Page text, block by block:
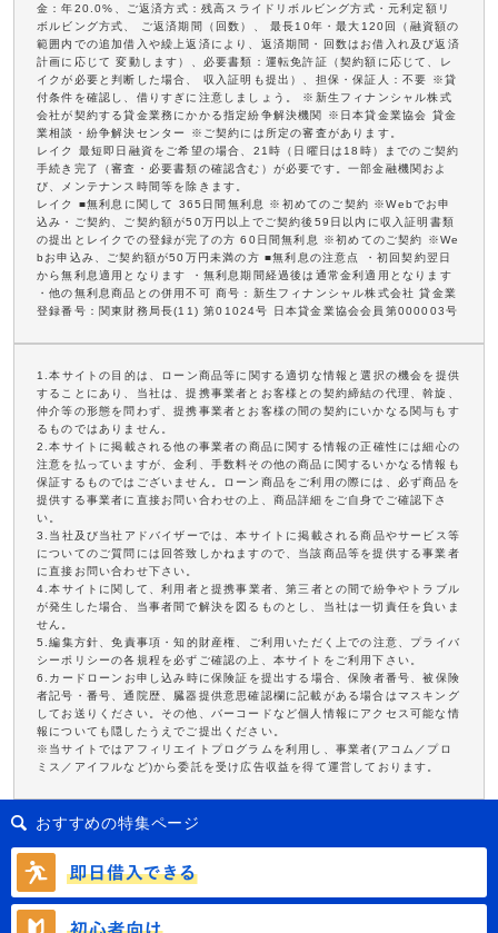
金：年20.0%、ご返済方式：残高スライドリボルビング方式・元利定額リ
ボルビング方式、 ご返済期間（回数）、 最長10年・最大120回（融資額の
範囲内での追加借入や繰上返済により、返済期間・回数はお借入れ及び返済
計画に応じて 変動します）、必要書類：運転免許証（契約額に応じて、レ
イクが必要と判断した場合、 収入証明も提出）、担保・保証人：不要 ※貸
付条件を確認し、借りすぎに注意しましょう。 ※新生フィナンシャル株式
会社が契約する貸金業務にかかる指定紛争解決機関 ※日本貸金業協会 貸金
業相談・紛争解決センター ※ご契約には所定の審査があります。
レイク 最短即日融資をご希望の場合、21時（日曜日は18時）までのご契約
手続き完了（審査・必要書類の確認含む）が必要です。一部金融機関およ
び、メンテナンス時間等を除きます。
レイク ■無利息に関して 365日間無利息 ※初めてのご契約 ※Webでお申
込み・ご契約、ご契約額が50万円以上でご契約後59日以内に収入証明書類
の提出とレイクでの登録が完了の方 60日間無利息 ※初めてのご契約 ※We
bお申込み、ご契約額が50万円未満の方 ■無利息の注意点 ・初回契約翌日
から無利息適用となります ・無利息期間経過後は通常金利適用となります
・他の無利息商品との併用不可 商号：新生フィナンシャル株式会社 貸金業
登録番号：関東財務局長(11) 第01024号 日本貸金業協会会員第000003号
1.本サイトの目的は、ローン商品等に関する適切な情報と選択の機会を提供
することにあり、当社は、提携事業者とお客様との契約締結の代理、斡旋、
仲介等の形態を問わず、提携事業者とお客様の間の契約にいかなる関与もす
るものではありません。
2.本サイトに掲載される他の事業者の商品に関する情報の正確性には細心の
注意を払っていますが、金利、手数料その他の商品に関するいかなる情報も
保証するものではございません。ローン商品をご利用の際には、必ず商品を
提供する事業者に直接お問い合わせの上、商品詳細をご自身でご確認下さ
い。
3.当社及び当社アドバイザーでは、本サイトに掲載される商品やサービス等
についてのご質問には回答致しかねますので、当該商品等を提供する事業者
に直接お問い合わせ下さい。
4.本サイトに関して、利用者と提携事業者、第三者との間で紛争やトラブル
が発生した場合、当事者間で解決を図るものとし、当社は一切責任を負いま
せん。
5.編集方針、免責事項・知的財産権、ご利用いただく上での注意、プライバ
シーポリシーの各規程を必ずご確認の上、本サイトをご利用下さい。
6.カードローンお申し込み時に保険証を提出する場合、保険者番号、被保険
者記号・番号、通院歴、臓器提供意思確認欄に記載がある場合はマスキング
してお送りください。その他、バーコードなど個人情報にアクセス可能な情
報についても隠したうえでご提出ください。
※当サイトではアフィリエイトプログラムを利用し、事業者(アコム／プロ
ミス／アイフルなど)から委託を受け広告収益を得て運営しております。
おすすめの特集ページ